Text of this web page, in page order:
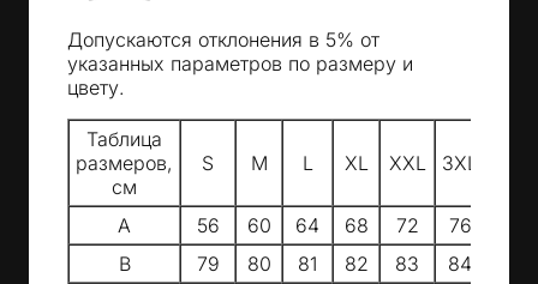
Допускаются отклонения в 5% от
указанных параметров по размеру и
цвету.
Таблица
размеров,
см
S M L XL XXL 3XL
A 56 60 64 68 72 76
B
79 80 81 82 83 84